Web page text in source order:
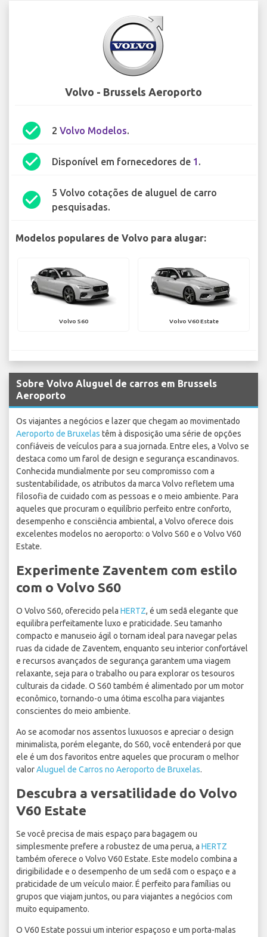
Volvo - Brussels Aeroporto
check_circle 2 Volvo Modelos.
check_circle Disponível em fornecedores de 1 .
check_circle
5 Volvo cotações de aluguel de carro
pesquisadas.
Modelos populares de Volvo para alugar:
Volvo S60 Volvo V60 Estate
Sobre Volvo Aluguel de carros em Brussels
Aeroporto
Os viajantes a negócios e lazer que chegam ao movimentado
Aeroporto de Bruxelas têm à disposição uma série de opções
confiáveis de veículos para a sua jornada. Entre eles, a Volvo se
destaca como um farol de design e segurança escandinavos.
Conhecida mundialmente por seu compromisso com a
sustentabilidade, os atributos da marca Volvo refletem uma
filosofia de cuidado com as pessoas e o meio ambiente. Para
aqueles que procuram o equilíbrio perfeito entre conforto,
desempenho e consciência ambiental, a Volvo oferece dois
excelentes modelos no aeroporto: o Volvo S60 e o Volvo V60
Estate.
Experimente Zaventem com estilo
com o Volvo S60
O Volvo S60, oferecido pela HERTZ, é um sedã elegante que
equilibra perfeitamente luxo e praticidade. Seu tamanho
compacto e manuseio ágil o tornam ideal para navegar pelas
ruas da cidade de Zaventem, enquanto seu interior confortável
e recursos avançados de segurança garantem uma viagem
relaxante, seja para o trabalho ou para explorar os tesouros
culturais da cidade. O S60 também é alimentado por um motor
econômico, tornando-o uma ótima escolha para viajantes
conscientes do meio ambiente.
Ao se acomodar nos assentos luxuosos e apreciar o design
minimalista, porém elegante, do S60, você entenderá por que
ele é um dos favoritos entre aqueles que procuram o melhor
valorAluguel de Carros no Aeroporto de Bruxelas.
Descubra a versatilidade do Volvo
V60 Estate
Se você precisa de mais espaço para bagagem ou
simplesmente prefere a robustez de uma perua, a HERTZ
também oferece o Volvo V60 Estate. Este modelo combina a
dirigibilidade e o desempenho de um sedã com o espaço e a
praticidade de um veículo maior. É perfeito para famílias ou
grupos que viajam juntos, ou para viajantes a negócios com
muito equipamento.
O V60 Estate possui um interior espaçoso e um porta-malas